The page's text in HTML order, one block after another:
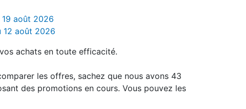
août 2026
12 août 2026
achats en toute efficacité.
les offres, sachez que nous avons 43
des promotions en cours. Vous pouvez les